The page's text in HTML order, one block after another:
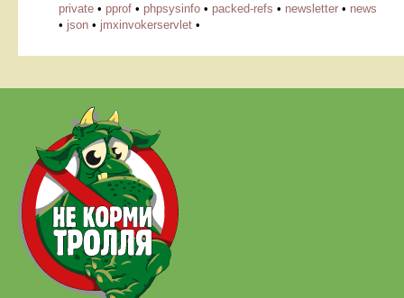
private • pprof • phpsysinfo • packed-refs • newsletter • news
• json • jmxinvokerservlet •